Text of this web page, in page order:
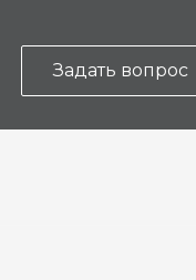
Задать вопрос